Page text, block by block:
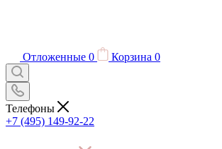
Отложенные 0 Корзина 0
Телефоны
+7 (495) 149-92-22